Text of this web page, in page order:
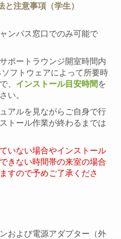
注意事項（学生）
ンパス窓口でのみ可能で
ポートラウンジ開室時間内
フトウェアによって所要時
、 インストール目安時間 を
い。
アルを見ながらご自身で行
トール作業が終わるまでは
いない場合やインストール
きない時間帯の来室の場合
すので予めご了承くださ
および電源アダプター（外